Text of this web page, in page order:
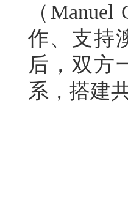
（
作、支持
后，双方
系，搭建